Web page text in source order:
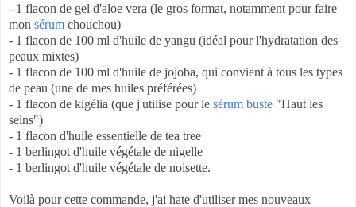
- 1 flacon de gel d'aloe vera (le gros format, notamment pour faire
mon sérum chouchou)
- 1 flacon de 100 ml d'huile de yangu (idéal pour l'hydratation des
peaux mixtes)
- 1 flacon de 100 ml d'huile de jojoba, qui convient à tous les types
de peau (une de mes huiles préférées)
- 1 flacon de kigélia (que j'utilise pour le sérum buste "Haut les
seins")
- 1 flacon d'huile essentielle de tea tree
- 1 berlingot d'huile végétale de nigelle
- 1 berlingot d'huile végétale de noisette.
Voilà pour cette commande, j'ai hate d'utiliser mes nouveaux